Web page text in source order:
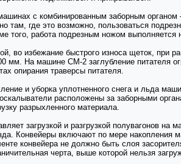
с комбинированным заборным
там, где это возможно, пользоваться
того, работа подрезным ножом выполняется
во избежание быстрого износа щеток, при
мм. На машине СМ-2 заглубление питателя
опирания траверсы питателя.
и уборка уплотненного снега и льда
расположены за заборными
разрыхленного материала.
загрузкой и разгрузкой полувагонов
Конвейеры включают по мере накопления
конвейера не должно быть слоя
черта, выше которой нельзя